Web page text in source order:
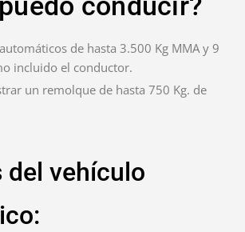
de hasta 3.500 Kg MMA y 9
incluido el conductor.
un remolque de hasta 750 Kg. de
del vehículo